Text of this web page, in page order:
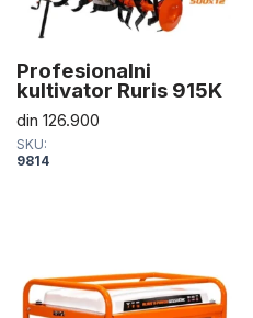
Profesionalni
kultivator Ruris 915K
din 126.900
SKU:
9814